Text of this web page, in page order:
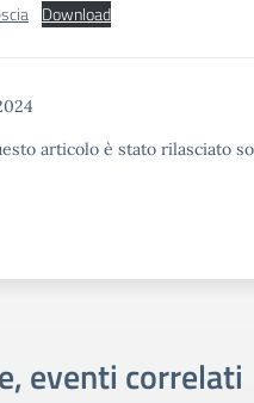
Download
articolo è stato rilasciato
eventi correlati